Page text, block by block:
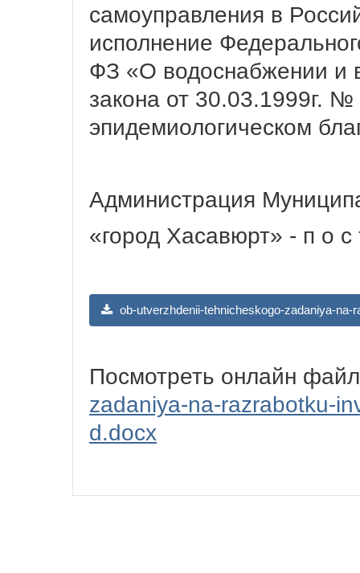
самоуправления в
исполнение
ФЗ «О водоснабжении и
закона от 30.03.1999г.
эпидемиологическом
Администрация
«город Хасавюрт» - п о
ob-utverzhdenii-tehnicheskogo-zadaniya-
Посмотреть онлайн
zadaniya-na-razrabotku-
d.docx